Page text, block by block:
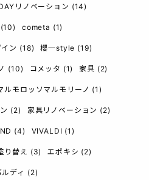
リノベーション (14)
(10) cometa (1)
ン (18) 櫻一style (19)
(10) コメッタ (1) 家具 (2)
ルモロッソマルモリーノ (1)
(2) 家具リノベーション (2)
(4) VIVALDI (1)
り替え (3) エポキシ (2)
ディ (2)